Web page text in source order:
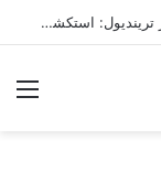
العملاء واختياراتهم لمنتجات نايكي المفضلة عبر ترينديول: استكشاف رحلة التسوق الذكي.